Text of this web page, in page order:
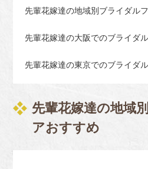
先輩花嫁達の地域別ブライダル
先輩花嫁達の大阪でのブライダ
先輩花嫁達の東京でのブライダ
先輩花嫁達の地域
アおすすめ